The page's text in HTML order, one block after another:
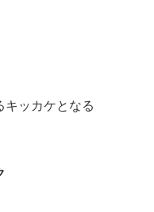
キッカケとなる